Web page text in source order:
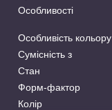
Особливості
Особливість кольору
Сумісність з
Стан
Форм-фактор
Колір